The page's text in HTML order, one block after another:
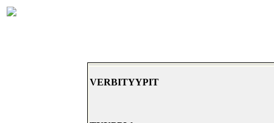
VERBITYYPIT